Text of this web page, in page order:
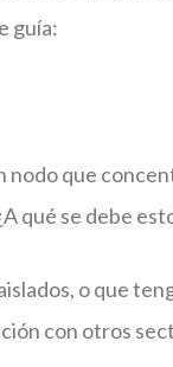
guía:
nodo que
qué se debe
o que
con otros